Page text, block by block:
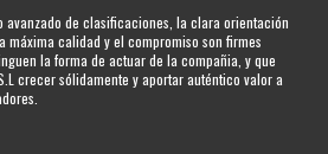
avanzado de clasificaciones, la clara orientación
máxima calidad y el compromiso son firmes
la forma de actuar de la compañia, y que
crecer sólidamente y aportar auténtico valor a